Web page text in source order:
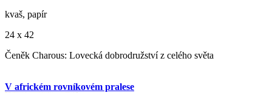
kvaš, papír
24 x 42
Čeněk Charous: Lovecká dobrodružství z celého světa
V africkém rovníkovém pralese